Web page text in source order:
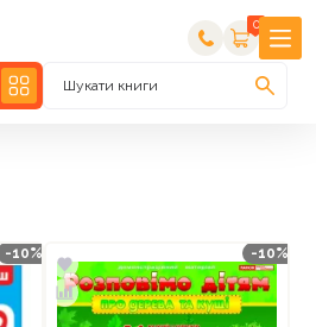
0
Шукати книги
-10% -10%